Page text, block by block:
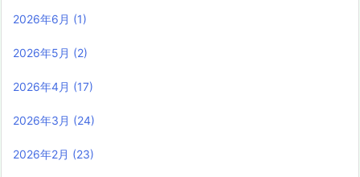
2026年6月 (1)
2026年5月 (2)
2026年4月 (17)
2026年3月 (24)
2026年2月 (23)